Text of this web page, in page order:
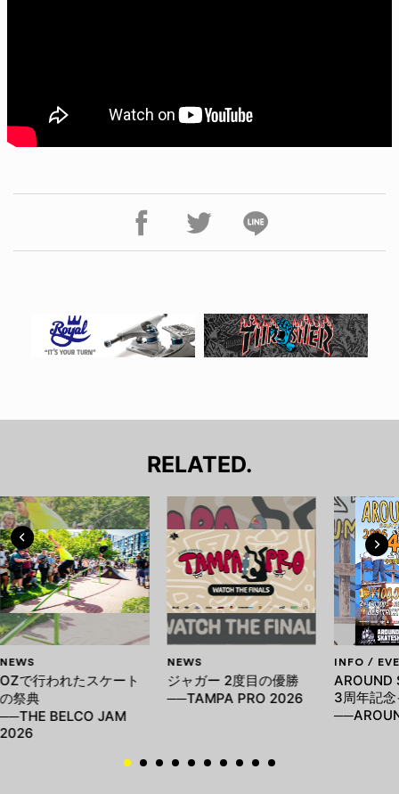
RELATED.
NEWS
OZで行われたスケート
の祭典
──THE BELCO JAM
2026
NEWS
ジャガー 2度目の優勝
──TAMPA PRO 2026
INFO /
AROUND
3周年記